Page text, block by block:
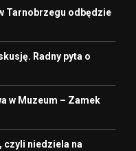
Tarnobrzegu odbędzie
Radny pyta o
w Muzeum – Zamek
czyli niedziela na